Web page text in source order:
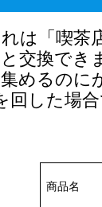
は「喫茶
交換でき
めるのに
回した場合
商品名